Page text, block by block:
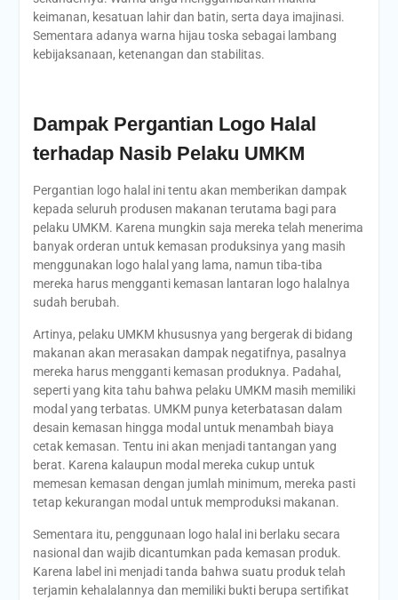
keimanan, kesatuan lahir dan batin, serta daya imajinasi.
Sementara adanya warna hijau toska sebagai lambang
kebijaksanaan, ketenangan dan stabilitas.
Dampak Pergantian Logo Halal
terhadap Nasib Pelaku UMKM
Pergantian logo halal ini tentu akan memberikan dampak
kepada seluruh produsen makanan terutama bagi para
pelaku UMKM. Karena mungkin saja mereka telah menerima
banyak orderan untuk kemasan produksinya yang masih
menggunakan logo halal yang lama, namun tiba-tiba
mereka harus mengganti kemasan lantaran logo halalnya
sudah berubah.
Artinya, pelaku UMKM khususnya yang bergerak di bidang
makanan akan merasakan dampak negatifnya, pasalnya
mereka harus mengganti kemasan produknya. Padahal,
seperti yang kita tahu bahwa pelaku UMKM masih memiliki
modal yang terbatas. UMKM punya keterbatasan dalam
desain kemasan hingga modal untuk menambah biaya
cetak kemasan. Tentu ini akan menjadi tantangan yang
berat. Karena kalaupun modal mereka cukup untuk
memesan kemasan dengan jumlah minimum, mereka pasti
tetap kekurangan modal untuk memproduksi makanan.
Sementara itu, penggunaan logo halal ini berlaku secara
nasional dan wajib dicantumkan pada kemasan produk.
Karena label ini menjadi tanda bahwa suatu produk telah
terjamin kehalalannya dan memiliki bukti berupa sertifikat